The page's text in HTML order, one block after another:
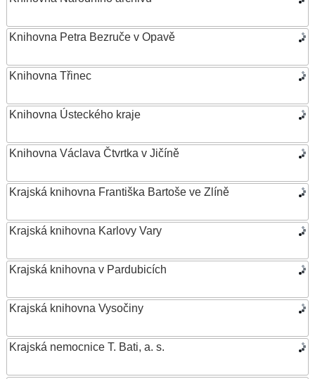
Knihovna Petra Bezruče v Opavě
Knihovna Třinec
Knihovna Ústeckého kraje
Knihovna Václava Čtvrtka v Jičíně
Krajská knihovna Františka Bartoše ve Zlíně
Krajská knihovna Karlovy Vary
Krajská knihovna v Pardubicích
Krajská knihovna Vysočiny
Krajská nemocnice T. Bati, a. s.